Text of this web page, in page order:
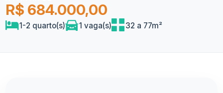
R$ 684.000,00
1-2 quarto(s) 1 vaga(s) 32 a 77m²